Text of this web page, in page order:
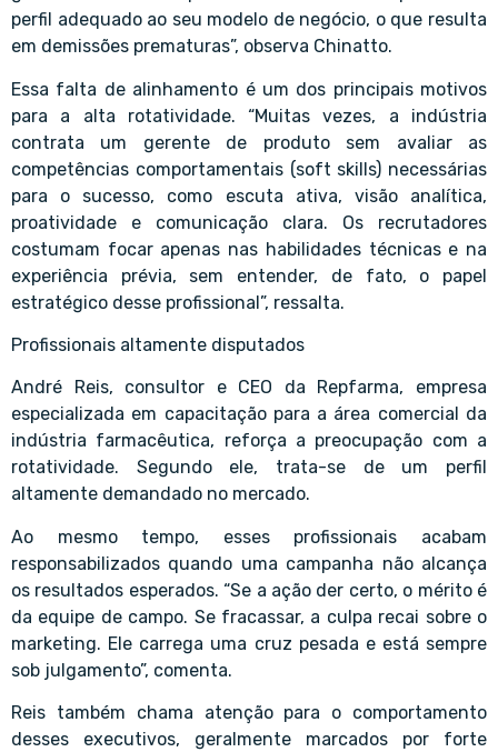
perfil adequado ao seu modelo de negócio, o que resulta
em demissões prematuras”, observa Chinatto.
Essa falta de alinhamento é um dos principais motivos
para a alta rotatividade. “Muitas vezes, a indústria
contrata um gerente de produto sem avaliar as
competências comportamentais (soft skills) necessárias
para o sucesso, como escuta ativa, visão analítica,
proatividade e comunicação clara. Os recrutadores
costumam focar apenas nas habilidades técnicas e na
experiência prévia, sem entender, de fato, o papel
estratégico desse profissional”, ressalta.
Profissionais altamente disputados
André Reis, consultor e CEO da Repfarma, empresa
especializada em capacitação para a área comercial da
indústria farmacêutica, reforça a preocupação com a
rotatividade. Segundo ele, trata-se de um perfil
altamente demandado no mercado.
Ao mesmo tempo, esses profissionais acabam
responsabilizados quando uma campanha não alcança
os resultados esperados. “Se a ação der certo, o mérito é
da equipe de campo. Se fracassar, a culpa recai sobre o
marketing. Ele carrega uma cruz pesada e está sempre
sob julgamento”, comenta.
Reis também chama atenção para o comportamento
desses executivos, geralmente marcados por forte